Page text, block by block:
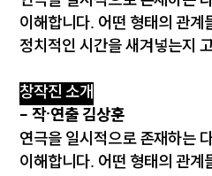
이해합니다. 어떤 형태의 관계
정치적인 시간을 새겨넣는지
창작진 소개
- 작·연출 김상훈
연극을 일시적으로 존재하는
이해합니다. 어떤 형태의 관계